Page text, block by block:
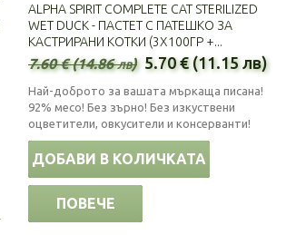
ALPHA SPIRIT COMPLETE CAT STERILIZED
WET DUCK - ПАСТЕТ С ПАТЕШКО ЗА
КАСТРИРАНИ КОТКИ (3Х100ГР +...
7.60 € (14.86 лв) 5.70 € (11.15 лв)
Най-доброто за вашата мъркаща писана!
92% месо! Без зърно! Без изкуствени
оцветители, овкусители и консерванти!
ДОБАВИ В КОЛИЧКАТА
ПОВЕЧЕ